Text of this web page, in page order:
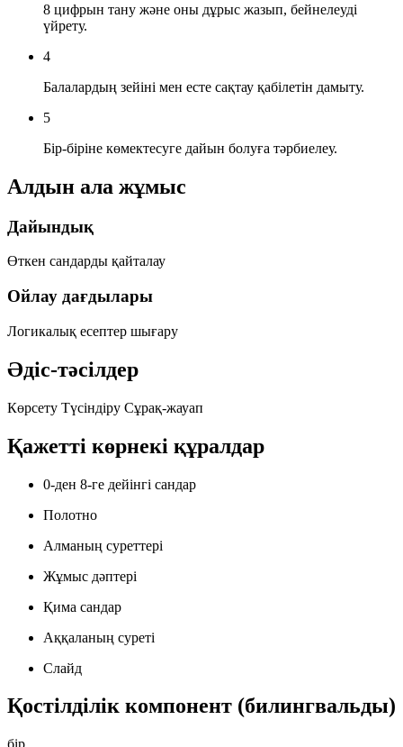
8 цифрын тану және оны дұрыс жазып, бейнелеуді
үйрету.
4
Балалардың зейіні мен есте сақтау қабілетін дамыту.
5
Бір-біріне көмектесуге дайын болуға тәрбиелеу.
Алдын ала жұмыс
Дайындық
Өткен сандарды қайталау
Ойлау дағдылары
Логикалық есептер шығару
Әдіс-тәсілдер
Көрсету Түсіндіру Сұрақ-жауап
Қажетті көрнекі құралдар
0-ден 8-ге дейінгі сандар
Полотно
Алманың суреттері
Жұмыс дәптері
Қима сандар
Аққаланың суреті
Слайд
Қостілділік компонент (билингвальды)